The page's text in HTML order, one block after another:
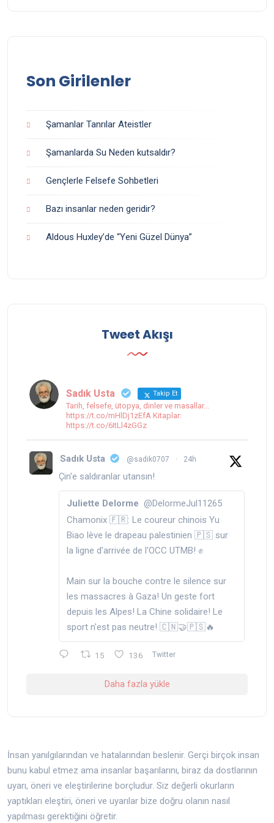
Son Girilenler
Şamanlar Tanrılar Ateistler
Şamanlarda Su Neden kutsaldır?
Gençlerle Felsefe Sohbetleri
Bazı insanlar neden geridir?
Aldous Huxley’de “Yeni Güzel Dünya”
Tweet Akışı
Sadık Usta Takip Et
Tarih, felsefe, ütopya, dinler ve masallar...
https://t.co/mHlDj1zEfA Kitaplar:
https://t.co/6ItLl4zGGz
Sadık Usta @sadik0707 · 24h
Çin'e saldıranlar utansın!
Juliette Delorme @DelormeJul11265
Chamonix 🇫🇷: Le coureur chinois Yu
Biao lève le drapeau palestinien 🇵🇸 sur
la ligne d'arrivée de l'OCC UTMB! ✊️
Main sur la bouche contre le silence sur
les massacres à Gaza! Un geste fort
depuis les Alpes! La Chine solidaire! Le
sport n'est pas neutre! 🇨🇳🤝🇵🇸🔥
15 136 Twitter
Daha fazla yükle
İnsan yanılgılarından ve hatalarından beslenir. Gerçi birçok insan
bunu kabul etmez ama insanlar başarılarını, biraz da dostlarının
uyarı, öneri ve eleştirilerine borçludur. Siz değerli okurların
yaptıkları eleştiri, öneri ve uyarılar bize doğru olanın nasıl
yapılması gerektiğini öğretir.